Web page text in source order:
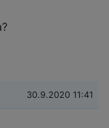
30.9.2020 11:41